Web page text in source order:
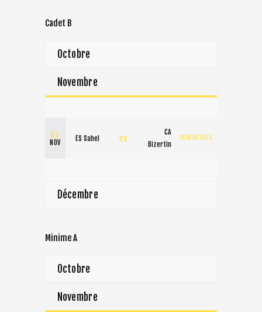
Cadet B
Octobre
Novembre
01
NOV ES Sahel vs
CA
Bizertin
VOIR DÉTAILS
Décembre
Minime A
Octobre
Novembre